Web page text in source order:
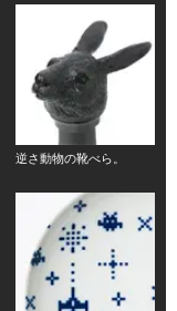
逆さ動物の靴べら。